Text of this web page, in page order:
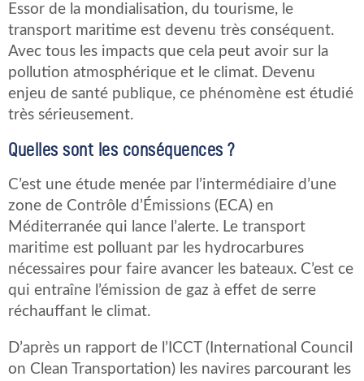
Essor de la mondialisation, du tourisme, le
transport maritime est devenu très conséquent.
Avec tous les impacts que cela peut avoir sur la
pollution atmosphérique et le climat. Devenu
enjeu de santé publique, ce phénomène est étudié
très sérieusement.
Quelles sont les conséquences ?
C’est une étude menée par l’intermédiaire d’une
zone de Contrôle d’Émissions (ECA) en
Méditerranée qui lance l’alerte. Le transport
maritime est polluant par les hydrocarbures
nécessaires pour faire avancer les bateaux. C’est ce
qui entraîne l’émission de gaz à effet de serre
réchauffant le climat.
D’après un rapport de l’ICCT (International Council
on Clean Transportation) les navires parcourant les